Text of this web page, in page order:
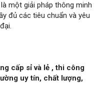
một giải pháp thông minh
đủ các tiêu chuẩn và yêu
cấp sỉ và lẻ , thi công
uy tín, chất lượng,